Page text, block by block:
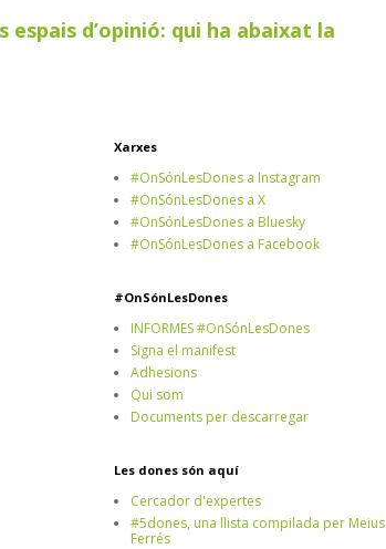
espais d’opinió: qui ha abaixat la
Xarxes
#OnSónLesDones a Instagram
#OnSónLesDones a X
#OnSónLesDones a Bluesky
#OnSónLesDones a Facebook
#OnSónLesDones
INFORMES #OnSónLesDones
Signa el manifest
Adhesions
Qui som
Documents per descarregar
Les dones són aquí
Cercador d'expertes
#5dones, una llista compilada per Meius
Ferrés